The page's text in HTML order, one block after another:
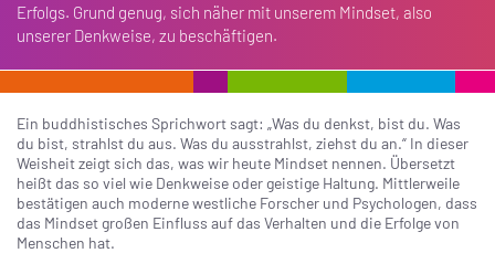
Erfolgs. Grund genug, sich näher mit unserem Mindset, also
unserer Denkweise, zu beschäftigen.
Ein buddhistisches Sprichwort sagt: „Was du denkst, bist du. Was
du bist, strahlst du aus. Was du ausstrahlst, ziehst du an.“ In dieser
Weisheit zeigt sich das, was wir heute Mindset nennen. Übersetzt
heißt das so viel wie Denkweise oder geistige Haltung. Mittlerweile
bestätigen auch moderne westliche Forscher und Psychologen, dass
das Mindset großen Einfluss auf das Verhalten und die Erfolge von
Menschen hat.